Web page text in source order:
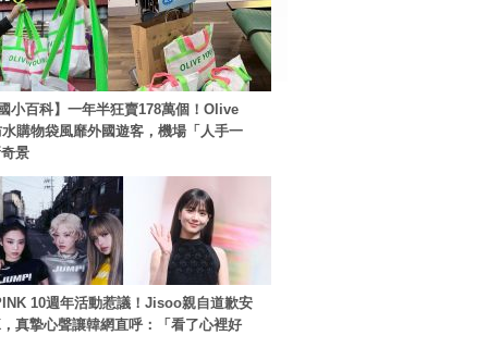
小百科】一年半狂賣178萬個！Olive
購物袋風靡外國遊客，機場「人手一
景
10週年活動惹議！Jisoo親自道歉安
真摯心聲讓韓網直呼：「看了心裡好